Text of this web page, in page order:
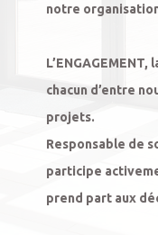
notre
L’ENGAGEMENT,
chacun d’entre
projets.
Responsable de
participe
prend part aux